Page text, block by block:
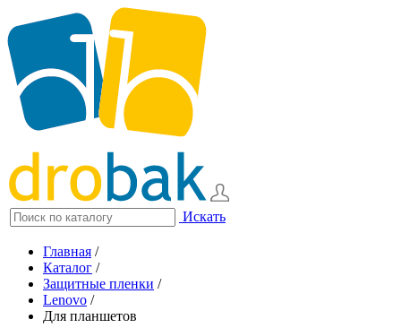
Искать
Главная /
Каталог /
Защитные пленки /
Lenovo /
Для планшетов